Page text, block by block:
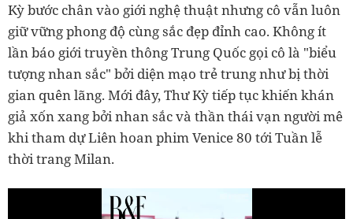
Kỳ bước chân vào giới nghệ thuật nhưng cô vẫn luôn
giữ vững phong độ cùng sắc đẹp đỉnh cao. Không ít
lần báo giới truyền thông Trung Quốc gọi cô là "biểu
tượng nhan sắc" bởi diện mạo trẻ trung như bị thời
gian quên lãng. Mới đây, Thư Kỳ tiếp tục khiến khán
giả xốn xang bởi nhan sắc và thần thái vạn người mê
khi tham dự Liên hoan phim Venice 80 tới Tuần lễ
thời trang Milan.